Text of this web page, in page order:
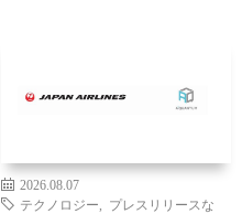
2026.08.07
テクノロジー
プレスリリースな